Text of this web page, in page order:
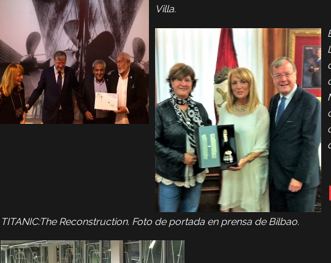
Villa.
TITANIC:The Reconstruction. Foto de portada en prensa de Bilbao.